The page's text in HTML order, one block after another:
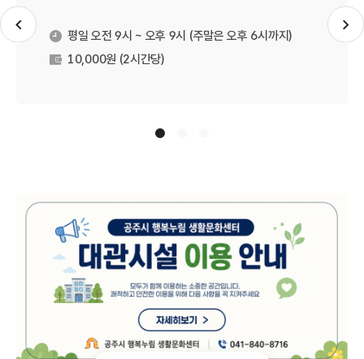
운영시간
평일 오전 9시 ~ 오후 9시 (주말은 오후 6시까지)
대관료
10,000원 (2시간당)
슬라이드 이전 슬